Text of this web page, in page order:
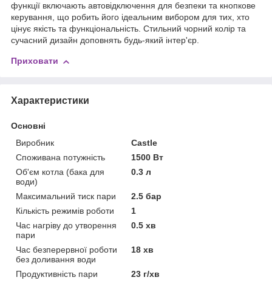
функції включають автовідключення для безпеки та кнопкове
керування, що робить його ідеальним вибором для тих, хто
цінує якість та функціональність. Стильний чорний колір та
сучасний дизайн доповнять будь-який інтер'єр.
Приховати
Характеристики
Основні
Виробник
Castle
Споживана потужність
1500 Вт
Об'єм котла (бака для
води)
0.3 л
Максимальний тиск пари
2.5 бар
Кількість режимів роботи
1
Час нагріву до утворення
пари
0.5 хв
Час безперервної роботи
без доливання води
18 хв
Продуктивність пари
23 г/хв